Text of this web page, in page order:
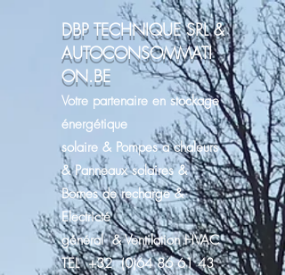
DBP TECHNIQUE SRL &
AUTOCONSOMMATI
ON.BE
Votre partenaire en stockage
énergétique
solaire & Pompes a chaleurs
& Panneaux solaires &
Bornes de recharge &
Electricté
général & Ventilation HVAC
TEL +32 (0)64 86 61 43